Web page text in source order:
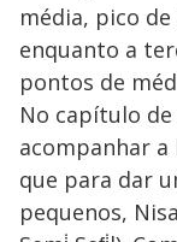
média, pico
enquanto a
pontos de
No capítulo
acompanhar a
que para dar
pequenos,